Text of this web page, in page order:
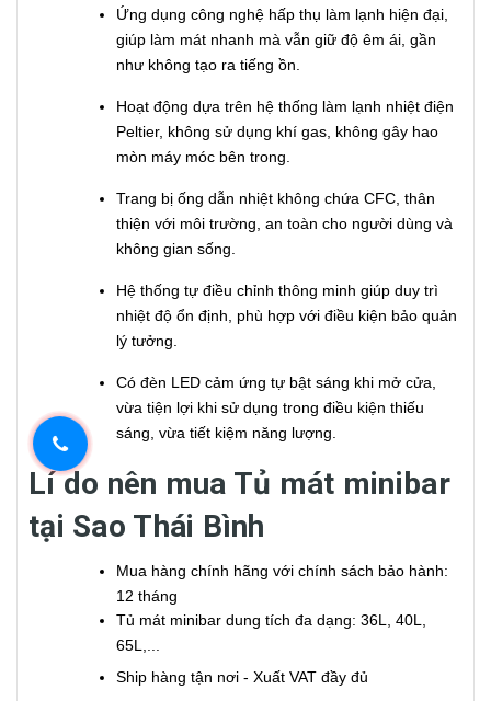
Ứng dụng công nghệ hấp thụ làm lạnh hiện đại,
giúp làm mát nhanh mà vẫn giữ độ êm ái, gần
như không tạo ra tiếng ồn.
Hoạt động dựa trên hệ thống làm lạnh nhiệt điện
Peltier, không sử dụng khí gas, không gây hao
mòn máy móc bên trong.
Trang bị ống dẫn nhiệt không chứa CFC, thân
thiện với môi trường, an toàn cho người dùng và
không gian sống.
Hệ thống tự điều chỉnh thông minh giúp duy trì
nhiệt độ ổn định, phù hợp với điều kiện bảo quản
lý tưởng.
Có đèn LED cảm ứng tự bật sáng khi mở cửa,
vừa tiện lợi khi sử dụng trong điều kiện thiếu
sáng, vừa tiết kiệm năng lượng.
Lí do nên mua Tủ mát minibar
tại Sao Thái Bình
Mua hàng chính hãng với chính sách bảo hành:
12 tháng
Tủ mát minibar dung tích đa dạng: 36L, 40L,
65L,...
Ship hàng tận nơi - Xuất VAT đầy đủ